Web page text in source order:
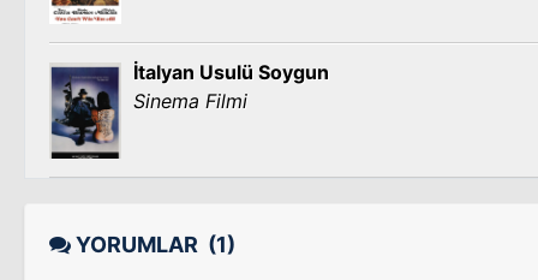
İtalyan Usulü Soygun
Sinema Filmi
YORUMLAR (1)